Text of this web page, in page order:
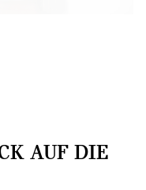
AUF DIE